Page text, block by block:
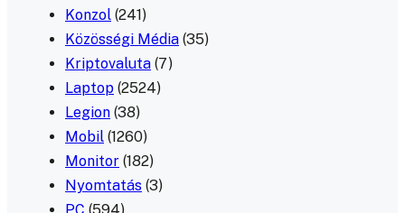
Konzol (241)
Közösségi Média (35)
Kriptovaluta (7)
Laptop (2524)
Legion (38)
Mobil (1260)
Monitor (182)
Nyomtatás (3)